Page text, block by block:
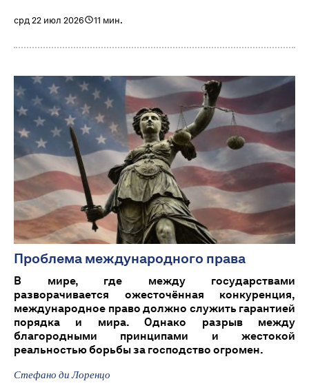
срд 22 июл 2026 11 мин.
Проблема международного права
В мире, где между государствами
разворачивается ожесточённая конкуренция,
международное право должно служить гарантией
порядка и мира. Однако разрыв между
благородными принципами и жестокой
реальностью борьбы за господство огромен.
Стефано ди Лоренцо